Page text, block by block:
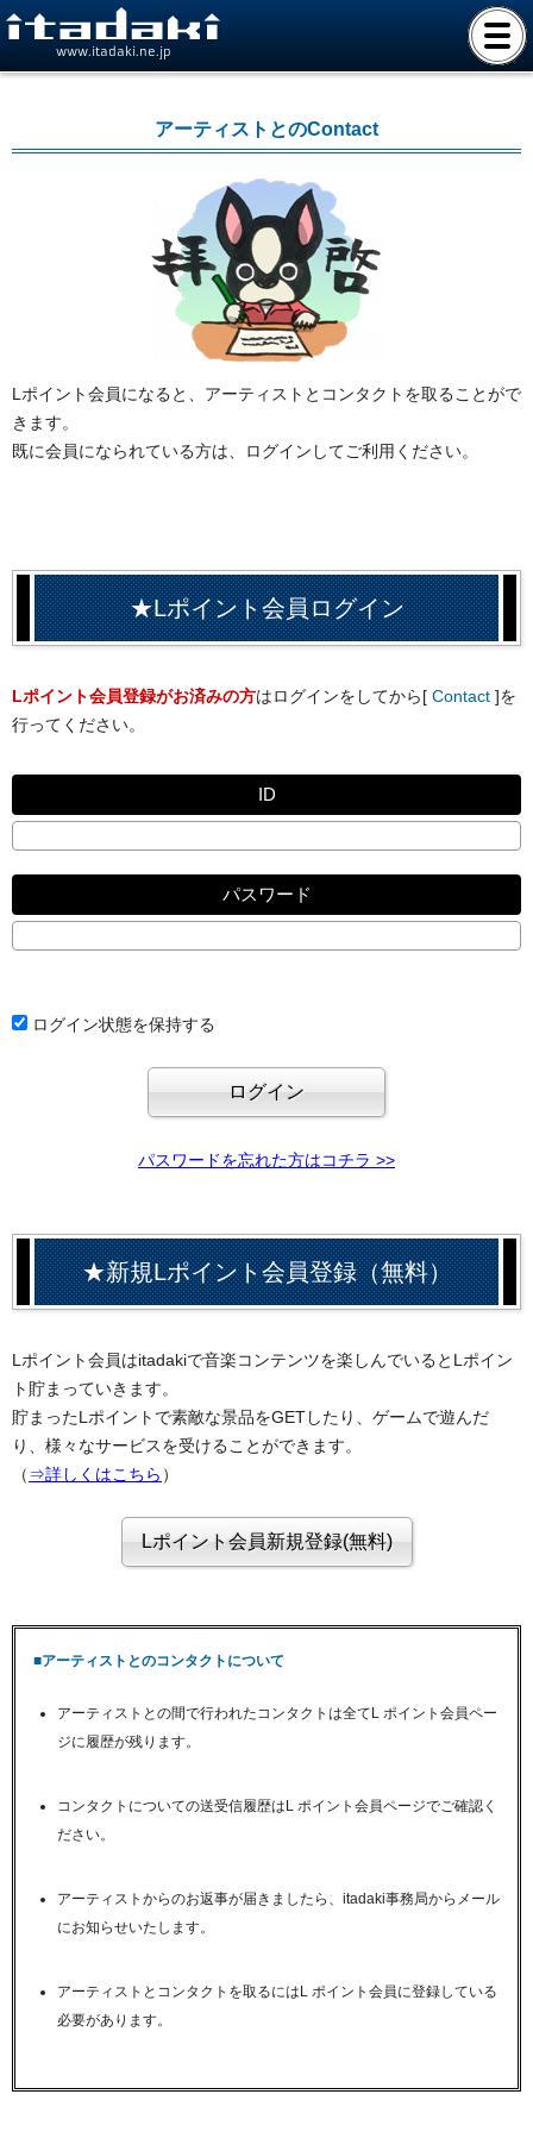
www.itadaki.ne.jp
アーティストとのContact
Lポイント会員になると、アーティストとコンタクトを取ることがで
きます。
既に会員になられている方は、ログインしてご利用ください。
★Lポイント会員ログイン
Lポイント会員登録がお済みの方はログインをしてから[ Contact ]を
行ってください。
ID
パスワード
ログイン状態を保持する
パスワードを忘れた方はコチラ >>
★新規Lポイント会員登録（無料）
Lポイント会員はitadakiで音楽コンテンツを楽しんでいるとLポイン
ト貯まっていきます。
貯まったLポイントで素敵な景品をGETしたり、ゲームで遊んだ
り、様々なサービスを受けることができます。
（ ⇒詳しくはこちら ）
■アーティストとのコンタクトについて
アーティストとの間で行われたコンタクトは全てL ポイント会員ペー
ジに履歴が残ります。
コンタクトについての送受信履歴はL ポイント会員ページでご確認く
ださい。
アーティストからのお返事が届きましたら、itadaki事務局からメール
にお知らせいたします。
アーティストとコンタクトを取るにはL ポイント会員に登録している
必要があります。